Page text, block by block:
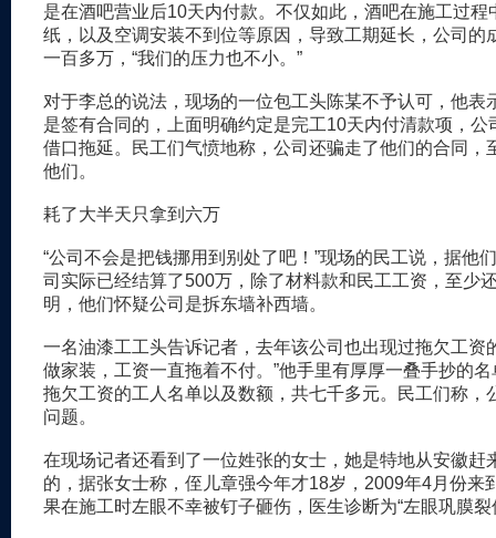
是在酒吧营业后10天内付款。不仅如此，酒吧在施工过程
纸，以及空调安装不到位等原因，导致工期延长，公司的
一百多万，“我们的压力也不小。”
对于李总的说法，现场的一位包工头陈某不予认可，他表
是签有合同的，上面明确约定是完工10天内付清款项，公
借口拖延。民工们气愤地称，公司还骗走了他们的合同，
他们。
耗了大半天只拿到六万
“公司不会是把钱挪用到别处了吧！”现场的民工说，据他
司实际已经结算了500万，除了材料款和民工工资，至少
明，他们怀疑公司是拆东墙补西墙。
一名油漆工工头告诉记者，去年该公司也出现过拖欠工资
做家装，工资一直拖着不付。”他手里有厚厚一叠手抄的
拖欠工资的工人名单以及数额，共七千多元。民工们称，
问题。
在现场记者还看到了一位姓张的女士，她是特地从安徽赶
的，据张女士称，侄儿章强今年才18岁，2009年4月份来
果在施工时左眼不幸被钉子砸伤，医生诊断为“左眼巩膜裂